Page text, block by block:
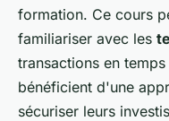
formation. Ce cours
familiariser avec les
transactions en
bénéficient d'une
sécuriser leurs